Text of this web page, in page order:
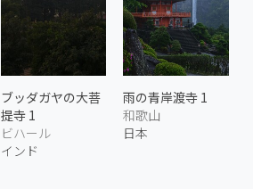
ブッダガヤの大菩
提寺 1
ビハール
インド
雨の青岸渡寺 1
和歌山
日本